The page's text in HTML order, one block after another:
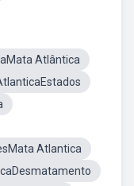
Atlântica
Atlantica